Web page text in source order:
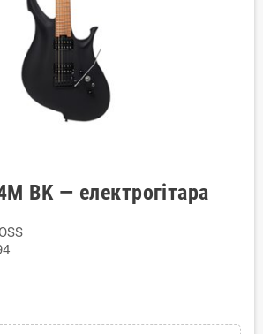
BK — електрогітара